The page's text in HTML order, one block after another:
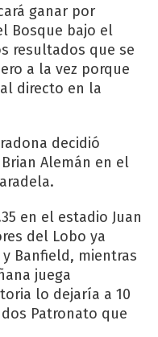
ganar por
Bosque bajo el
resultados que se
a la vez porque
directo en la
decidió
Alemán en el
en el estadio Juan
del Lobo ya
Banfield, mientras
juega
lo dejaría a 10
Patronato que